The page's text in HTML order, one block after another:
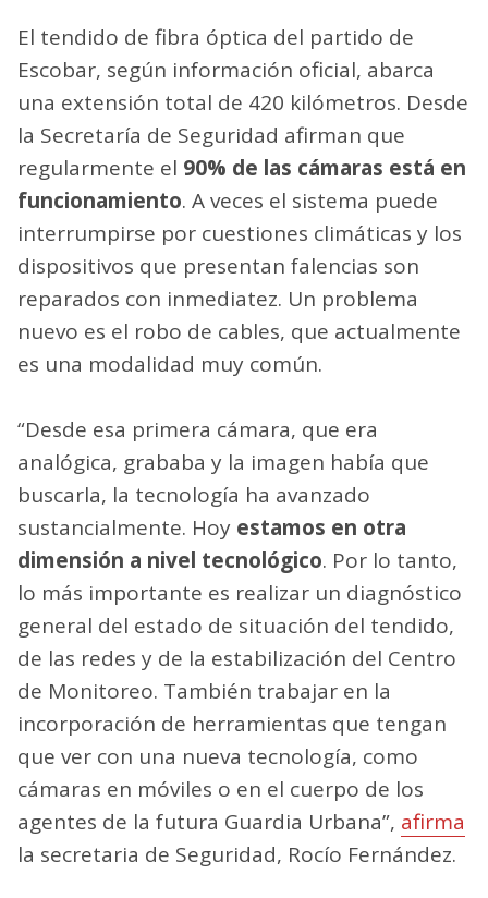
El tendido de fibra óptica del partido de
Escobar, según información oficial, abarca
una extensión total de 420 kilómetros. Desde
la Secretaría de Seguridad afirman que
regularmente el 90% de las cámaras está en
funcionamiento. A veces el sistema puede
interrumpirse por cuestiones climáticas y los
dispositivos que presentan falencias son
reparados con inmediatez. Un problema
nuevo es el robo de cables, que actualmente
es una modalidad muy común.
“Desde esa primera cámara, que era
analógica, grababa y la imagen había que
buscarla, la tecnología ha avanzado
sustancialmente. Hoy estamos en otra
dimensión a nivel tecnológico. Por lo tanto,
lo más importante es realizar un diagnóstico
general del estado de situación del tendido,
de las redes y de la estabilización del Centro
de Monitoreo. También trabajar en la
incorporación de herramientas que tengan
que ver con una nueva tecnología, como
cámaras en móviles o en el cuerpo de los
agentes de la futura Guardia Urbana”, afirma
la secretaria de Seguridad, Rocío Fernández.